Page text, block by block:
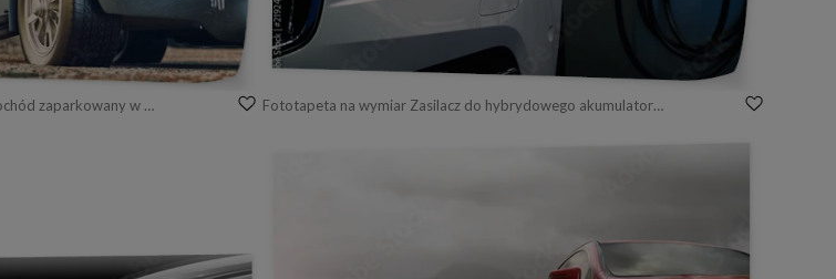
Fototapeta na wymiar Klasyczny samochód zaparkowany w górach rano. Renderowania 3D i ilustracji. Fototapeta na wymiar Zasilacz do hybrydowego akumulatora elektrycznego do ładowania samochodów. Koncepcja ekologicznego samochodu.